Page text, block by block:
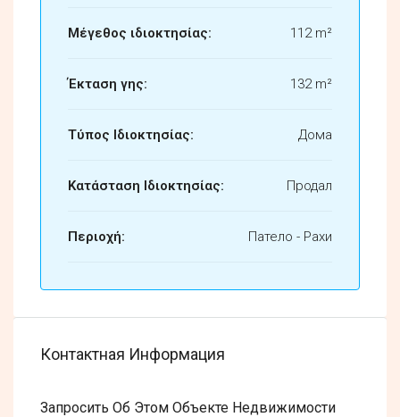
Μέγεθος ιδιοκτησίας: 112 m²
Έκταση γης: 132 m²
Τύπος Ιδιοκτησίας: Дома
Κατάσταση Ιδιοκτησίας: Продал
Περιοχή: Патело - Рахи
Контактная Информация
Запросить Об Этом Объекте Недвижимости